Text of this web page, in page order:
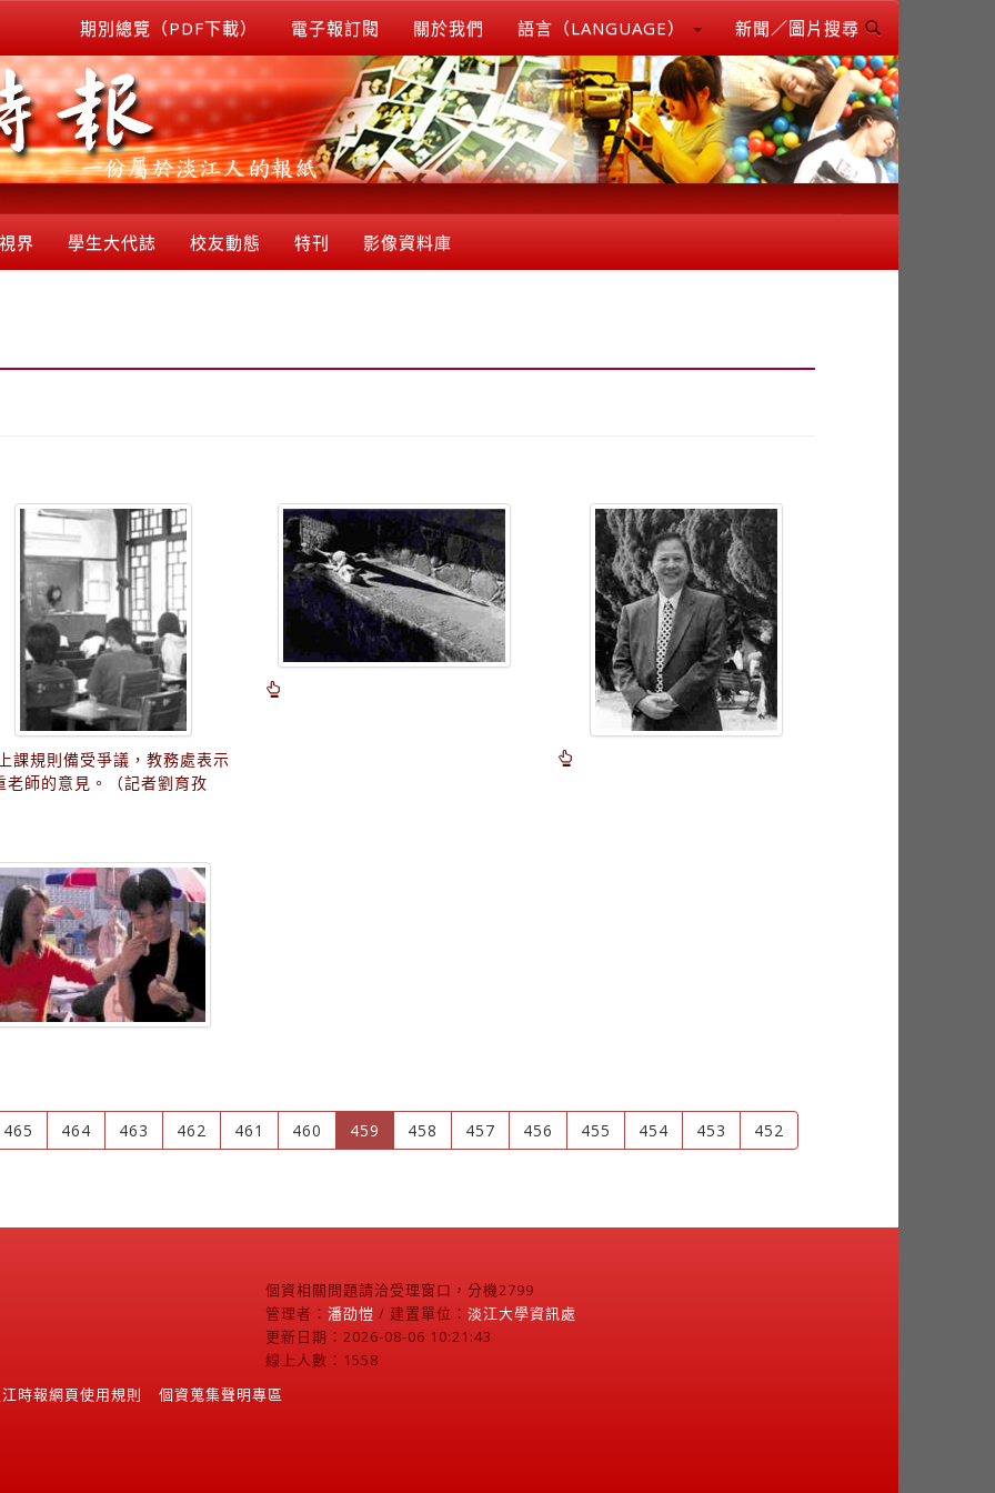
期別總覽（PDF下載） 電子報訂閱 關於我們 語言（LANGUAGE） 新聞／圖片搜尋
界 學生大代誌 校友動態 特刊 影像資料庫
課規則備受爭議，教務處表示
老師的意見。（記者劉育孜
465 464 463 462 461 460 459 (current)
458 457 456 455 454 453 452
個資相關問題請洽受理窗口，分機2799
管理者： 潘劭愷 / 建置單位： 淡江大學資訊處
更新日期：2026-08-06 10:21:43
線上人數：1558
時報網頁使用規則
個資蒐集聲明專區